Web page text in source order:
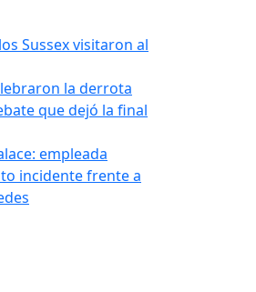
Sussex visitaron al
la derrota
que dejó la final
empleada
incidente frente a